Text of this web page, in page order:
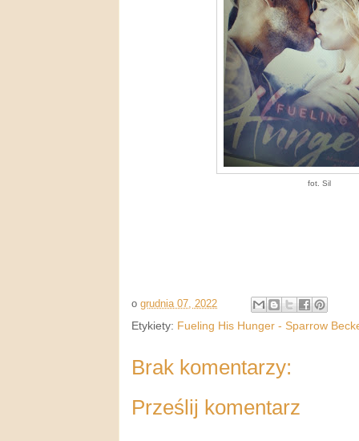
fot. Sil
o grudnia 07, 2022
Etykiety: Fueling His Hunger - Sparrow
Brak komentarzy:
Prześlij komentarz